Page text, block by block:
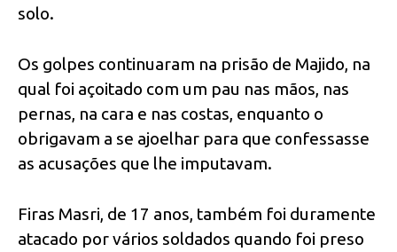
solo.
Os golpes continuaram na prisão de Majido, na
qual foi açoitado com um pau nas mãos, nas
pernas, na cara e nas costas, enquanto o
obrigavam a se ajoelhar para que confessasse
as acusações que lhe imputavam.
Firas Masri, de 17 anos, também foi duramente
atacado por vários soldados quando foi preso